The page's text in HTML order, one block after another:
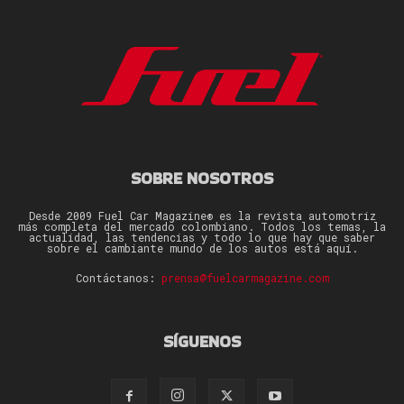
SOBRE NOSOTROS
Desde 2009 Fuel Car Magazine® es la revista automotriz
más completa del mercado colombiano. Todos los temas, la
actualidad, las tendencias y todo lo que hay que saber
sobre el cambiante mundo de los autos está aquí.
Contáctanos: prensa@fuelcarmagazine.com
SÍGUENOS